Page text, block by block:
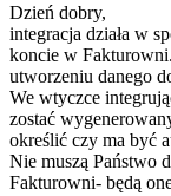
Dzień dobry,
integracja działa w
koncie w
utworzeniu danego
We wtyczce
zostać
określić czy ma być
Nie muszą Państwo
Fakturowni- będą